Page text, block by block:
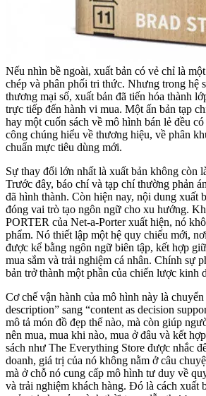
Nếu nhìn bề ngoài, xuất bản có vẻ chỉ là
chép và phân phối tri thức. Nhưng trong hệ
thương mại số, xuất bản đã tiến hóa thành
trực tiếp đến hành vi mua. Một ấn bản tạp
hay một cuốn sách về mô hình bán lẻ đều
công chúng hiểu về thương hiệu, về phân
chuẩn mực tiêu dùng mới.
Sự thay đổi lớn nhất là xuất bản không còn
Trước đây, báo chí và tạp chí thường phản
đã hình thành. Còn hiện nay, nội dung xuất
đóng vai trò tạo ngôn ngữ cho xu hướng.
PORTER của Net-a-Porter xuất hiện, nó
phẩm. Nó thiết lập một hệ quy chiếu mới,
được kể bằng ngôn ngữ biên tập, kết hợp
mua sắm và trải nghiệm cá nhân. Chính sự
bản trở thành một phần của chiến lược kinh
Cơ chế vận hành của mô hình này là chuyển
description” sang “content as decision
mô tả món đồ đẹp thế nào, mà còn giúp
nên mua, mua khi nào, mua ở đâu và kết
sách như The Everything Store được nhắc
doanh, giá trị của nó không nằm ở câu
mà ở chỗ nó cung cấp mô hình tư duy về
và trải nghiệm khách hàng. Đó là cách xuất